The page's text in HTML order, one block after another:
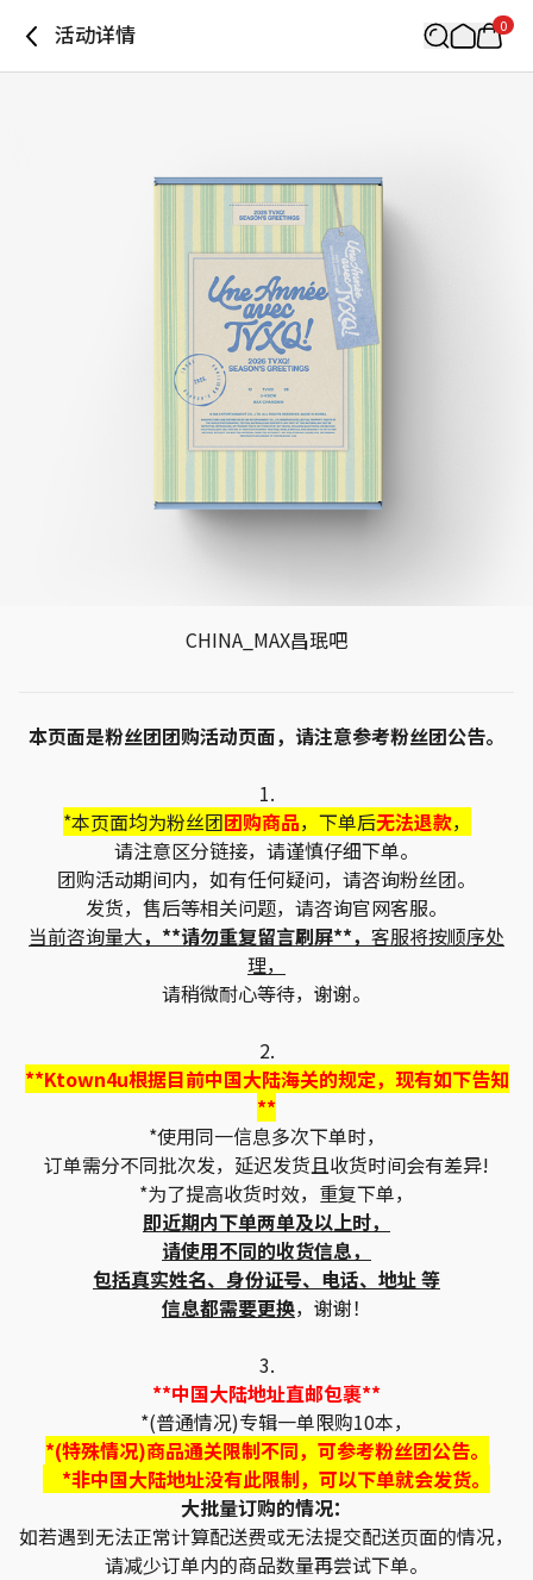
活动详情 0
CHINA_MAX昌珉吧
本页面是粉丝团团购活动页面，请注意参考粉丝团公告。
1.
*本页面均为粉丝团团购商品，下单后无法退款，
请注意区分链接，请谨慎仔细下单。
团购活动期间内，如有任何疑问，请咨询粉丝团。
发货，售后等相关问题，请咨询官网客服。
当前咨询量大，**请勿重复留言刷屏**， 客服将按顺序处
理，
请稍微耐心等待，谢谢。
2.
**Ktown4u根据目前中国大陆海关的规定，现有如下告知
**
*使用同一信息多次下单时，
订单需分不同批次发，延迟发货且收货时间会有差异!
*为了提高收货时效，重复下单，
即近期内下单两单及以上时，
请使用不同的收货信息，
包括真实姓名、身份证号、电话、地址 等
信息都需要更换，谢谢！
3.
**中国大陆地址直邮包裹**
*(普通情况)专辑一单限购10本，
*(特殊情况)商品通关限制不同，可参考粉丝团公告。
*非中国大陆地址没有此限制，可以下单就会发货。
大批量订购的情况：
如若遇到无法正常计算配送费或无法提交配送页面的情况，
请减少订单内的商品数量再尝试下单。